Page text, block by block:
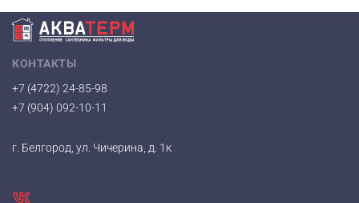
КОНТАКТЫ
+7 (4722) 24-85-98
+7 (904) 092-10-11
г. Белгород, ул. Чичерина, д. 1к